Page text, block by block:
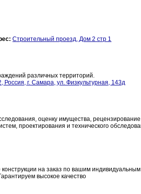
Строительный проезд, Дом 2 стр 1
различных территорий.
Россия, г. Самара, ул. Физкультурная, 143д
оценку имущества, рецензирование
проектирования и технического
на заказ по вашим
высокое качество